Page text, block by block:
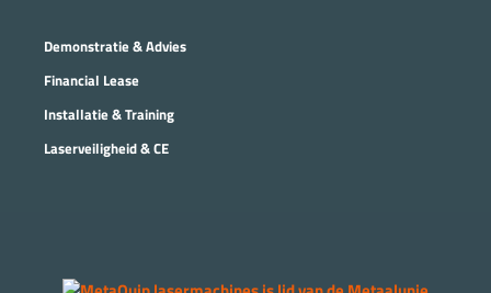
Demonstratie & Advies
Financial Lease
Installatie & Training
Laserveiligheid & CE